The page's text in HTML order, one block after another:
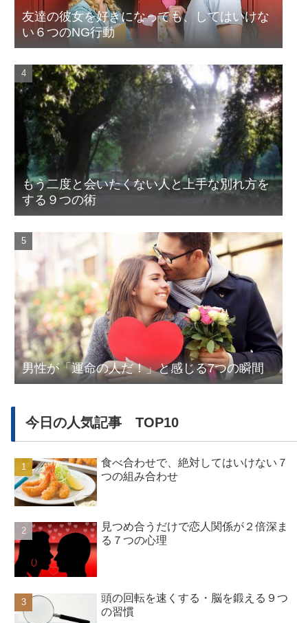
友達の彼女を好きになっても、してはいけな
い６つのNG行動
もう二度と会いたくない人と上手な別れ方を
する９つの術
男性が「運命の人だ！」と感じる7つの瞬間
今日の人気記事 TOP10
食べ合わせで、絶対してはいけない７
つの組み合わせ
見つめ合うだけで恋人関係が２倍深ま
る７つの心理
頭の回転を速くする・脳を鍛える９つ
の習慣